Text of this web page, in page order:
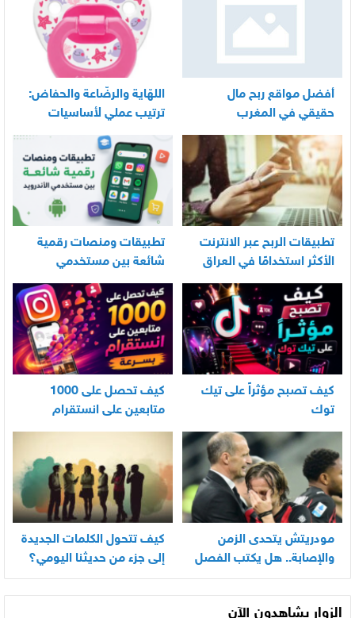
أفضل مواقع ربح مال
حقيقي في المغرب
اللهّاية والرضّاعة والحفاض:
ترتيب عملي لأساسيات
العناية اليومية بالرضيع
تطبيقات الربح عبر الانترنت
الأكثر استخدامًا في العراق
تطبيقات ومنصات رقمية
شائعة بين مستخدمي
الأندرويد
كيف تصبح مؤثراً على تيك
توك
كيف تحصل على 1000
متابعين على انستقرام
بسرعة
مودريتش يتحدى الزمن
والإصابة.. هل يكتب الفصل
الأخير في أسطورته
المونديالية؟
كيف تتحول الكلمات الجديدة
إلى جزء من حديثنا اليومي؟
الزوار يشاهدون الآن